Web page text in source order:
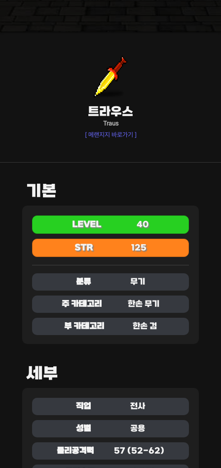
트라우스
Traus
[ 메랜지지 바로가기 ]
기본
LEVEL 40
STR 125
분류 무기
주 카테고리 한손 무기
부 카테고리 한손 검
세부
직업 전사
성별 공용
물리공격력 57 (52-62)